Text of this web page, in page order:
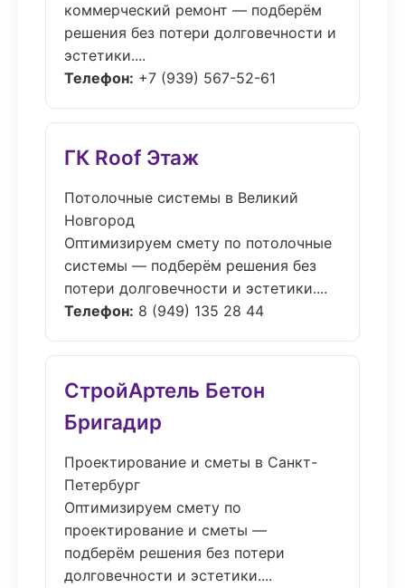
коммерческий ремонт — подберём
решения без потери долговечности и
эстетики....
Телефон: +7 (939) 567-52-61
ГК Roof Этаж
Потолочные системы в Великий
Новгород
Оптимизируем смету по потолочные
системы — подберём решения без
потери долговечности и эстетики....
Телефон: 8 (949) 135 28 44
СтройАртель Бетон
Бригадир
Проектирование и сметы в Санкт-
Петербург
Оптимизируем смету по
проектирование и сметы —
подберём решения без потери
долговечности и эстетики....